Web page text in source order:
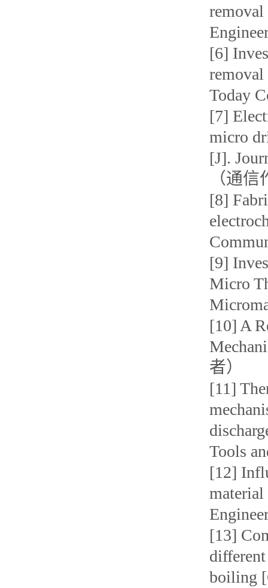
[6]
removal
Today
[7]
micro
[J].
（通
[8]
[9]
Micro
[10] A
者）
[11]
Tools
[12]
[13]
boiling